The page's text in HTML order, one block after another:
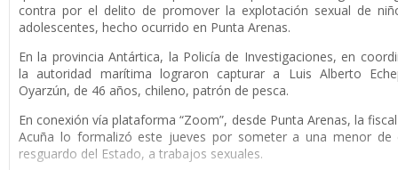
contra por el delito de promover la explotación sexual de
adolescentes, hecho ocurrido en Punta Arenas.
En la provincia Antártica, la Policía de Investigaciones, en
la autoridad marítima lograron capturar a Luis Alberto
Oyarzún, de 46 años, chileno, patrón de pesca.
En conexión vía plataforma “Zoom”, desde Punta Arenas, la
Acuña lo formalizó este jueves por someter a una menor de
resguardo del Estado, a trabajos sexuales.